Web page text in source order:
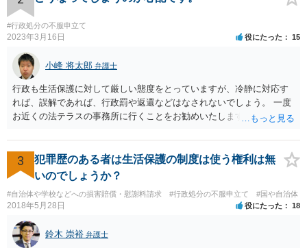
科になる）にできるが、認めてサインすれば反則処理（何千円程度の
反則金があっても前科にならない）ですませてあげる」という意味で
す。 あなたはこの警察官を非難するのではなく、感謝すべきというこ
とです。 警察官の「こんな事を言うのだったら免許証返した方がい
い」との発言ですが、実際「前の車が赤で右折進行したから、自分も
（信号無視）した」というあなたと同じ考えの人が運転をしている公
道は、きちんと交通ルールを守っている人や歩行者らにとってとても
危険なものであり怖いので、そのような人には是非とも運転免許を返
納してほしいと思うのが社会の大勢です。 実際「交通違反を繰り返せ
しろ今回を苦い薬（良い教訓）として反省し、次回から「前の車は赤
で右折進行したけど、自分は右折進行を思いとどまった」と交通ルー
#行政処分の不服申立て
2023年3月16日 役にたった 15
小峰 将太郎 弁護士
行政も生活保護に対して厳しい態度をとっていますが、冷静に対応す
れば、誤解であれば、行政罰や返還などはなされないでしょう。 一度
お近くの法テラスの事務所に行くことをお勧めいたします。
3
犯罪歴のある者は生活保護の制度は使う権利は無
いのでしょうか？
#自治体や学校などへの損害賠償・慰謝料請求 #行政処分の不服申立て #国や自治体
2018年5月28日 役にたった 18
鈴木 崇裕 弁護士